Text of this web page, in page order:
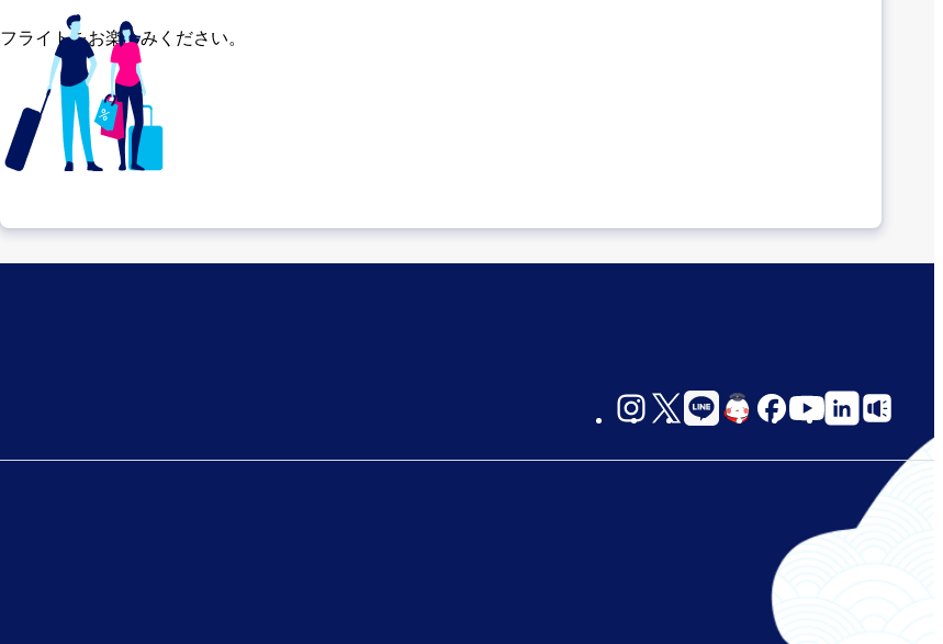
フライトをお楽しみください。
social-
jp-